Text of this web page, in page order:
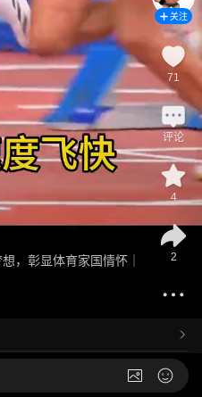
，彰显体育家国情怀｜
关注
71
评论
4
2